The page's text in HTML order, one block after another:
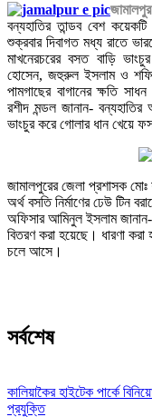
বন্যহাতির তান্ডব বেশ
শুক্রবার দিবাগত মধ্য রাতে
মাখনেরচরের বসত বাড়ি
হোসেন, জহুরুল ইসলাম ও
পামগাছের বাগানের ক্ষতি
রশীদ মন্ডল জানান-
ভাংচুর করে গোলার ধান খেয়ে
জামালপুরের জেলা প্রশাসক মোঃ
অর্থ বসতি নির্মাণের ঢেউ টিন
অফিসার আমিনুল ইসলাম জানান-
বিতরণ করা হয়েছে। ধারণা করা
চলে আসে।
সর্বশেষ
কালিয়াকৈর হাইটেক পার্কে
প্রযুক্তি